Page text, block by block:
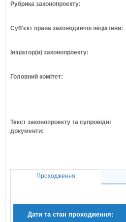
Рубрика законопроекту:
Суб'єкт права законодавчої ініціативи:
Ініціатор(и) законопроекту:
Головний комітет:
Текст законопроекту та супровідні
документи:
Проходження
Дати та стан проходження: